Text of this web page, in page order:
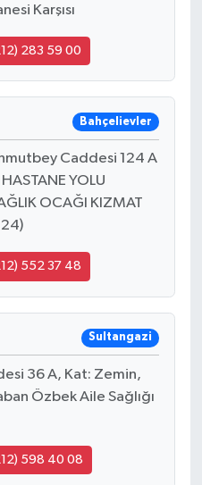
Karşısı
283 59 00
Bahçelievler
Caddesi 124 A
YOLU
OCAĞI KIZMAT
552 37 48
Sultangazi
36 A, Kat: Zemin,
Özbek Aile Sağlığı
598 40 08